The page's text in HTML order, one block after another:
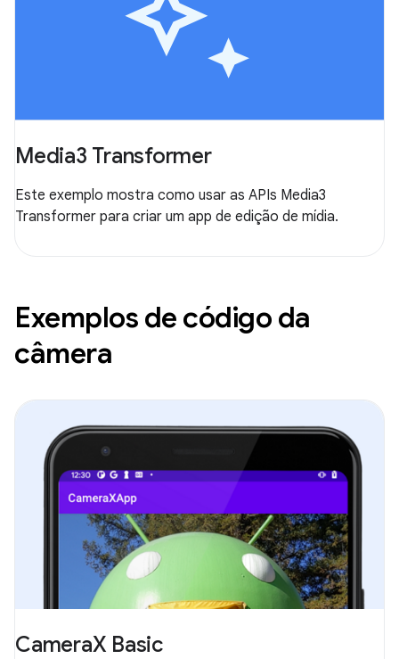
Media3 Transformer
Este exemplo mostra como usar as APIs Media3
Transformer para criar um app de edição de mídia.
Exemplos de código da
câmera
CameraX Basic